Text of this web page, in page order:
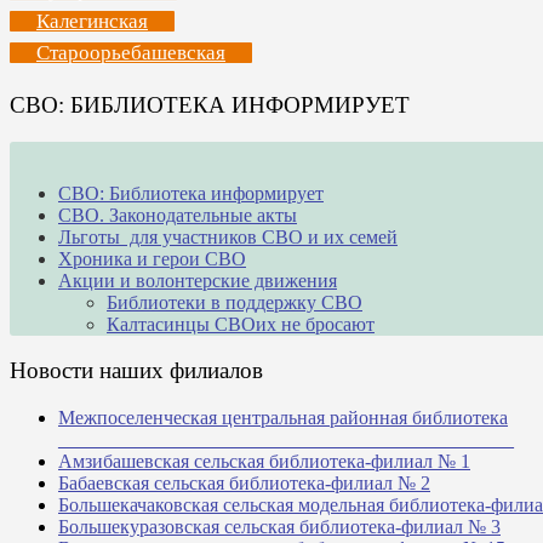
Калегинская
Староорьебашевская
СВО: БИБЛИОТЕКА ИНФОРМИРУЕТ
СВО: Библиотека информирует
СВО. Законодательные акты
Льготы для участников СВО и их семей
Хроника и герои СВО
Акции и волонтерские движения
Библиотеки в поддержку СВО
Калтасинцы СВОих не бросают
Новости наших филиалов
Межпоселенческая центральная районная библиотека
Амзибашевская сельская библиотека-филиал № 1
Бабаевская сельская библиотека-филиал № 2
Большекачаковская сельская модельная библиотека-
Большекуразовская сельская библиотека-филиал № 3